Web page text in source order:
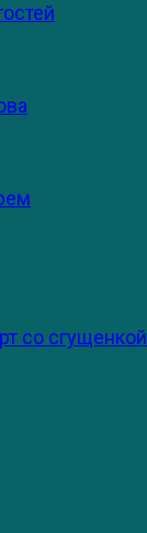
со сгущенкой